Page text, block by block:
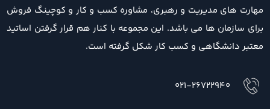
مهارت های مدیریت و رهبری، مشاوره کسب و کار و کوچینگ فروش
برای سازمان ها می باشد. این مجموعه با کنار هم قرار گرفتن اساتید
معتبر دانشگاهی و کسب کار شکل گرفته است.
021-26722940